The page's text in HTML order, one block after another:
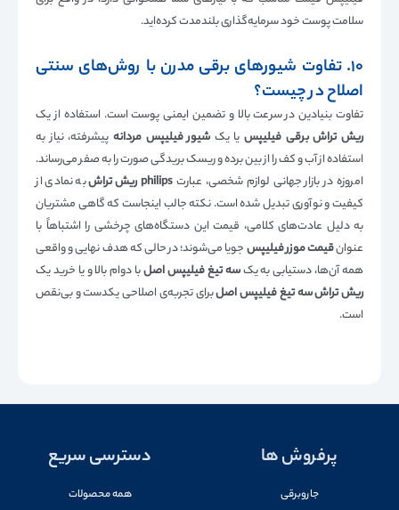
سلامت پوست خود سرمایه‌گذاری بلندمدت کرده‌اید.
۱۰. تفاوت شیورهای برقی مدرن با روش‌های سنتی
اصلاح در چیست؟
تفاوت بنیادین در سرعت بالا و تضمین ایمنی پوست است. استفاده از یک
ریش تراش برقی فیلیپسیا یک شیور فیلیپس مردانه پیشرفته، نیاز به
استفاده از آب و کف را از بین برده و ریسک بریدگی صورت را به صفر می‌رساند.
امروزه در بازار جهانی لوازم شخصی، عبارت philips ریش تراش
به نمادی از
کیفیت و نوآوری تبدیل شده است. نکته جالب اینجاست که گاهی مشتریان
به دلیل عادت‌های کلامی، قیمت این دستگاه‌های چرخشی را اشتباهاً با
عنوانقیمت موزر فیلیپس جویا می‌شوند؛ در حالی که هدف نهایی و واقعی
همه آن‌ها، دستیابی به یکسه تیغ فیلیپس اصلبا دوام بالا و یا خرید یک
ریش تراش سه تیغ فیلیپس اصلبرای تجربه‌ی اصلاحی یکدست و بی‌نقص
است.
پرفروش ها
جاروبرقی
دسترسی سریع
همه محصولات